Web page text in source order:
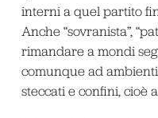
interni a quel partito
Anche “sovranista”,
rimandare a mondi
comunque ad
steccati e confini, cioè